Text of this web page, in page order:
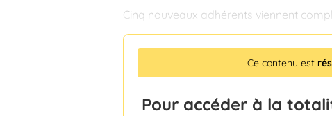
Cinq nouveaux adhérents viennent
Ce contenu est
Pour accéder à la